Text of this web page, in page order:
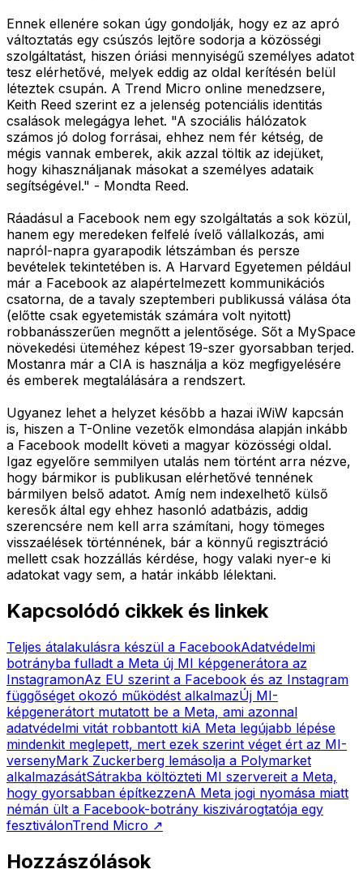
Ennek ellenére sokan úgy gondolják, hogy ez az apró
változtatás egy csúszós lejtőre sodorja a közösségi
szolgáltatást, hiszen óriási mennyiségű személyes adatot
tesz elérhetővé, melyek eddig az oldal kerítésén belül
léteztek csupán. A Trend Micro online menedzsere,
Keith Reed szerint ez a jelenség potenciális identitás
csalások melegágya lehet. "A szociális hálózatok
számos jó dolog forrásai, ehhez nem fér kétség, de
mégis vannak emberek, akik azzal töltik az idejüket,
hogy kihasználjanak másokat a személyes adataik
segítségével." - Mondta Reed.
Ráadásul a Facebook nem egy szolgáltatás a sok közül,
hanem egy meredeken felfelé ívelő vállalkozás, ami
napról-napra gyarapodik létszámban és persze
bevételek tekintetében is. A Harvard Egyetemen például
már a Facebook az alapértelmezett kommunikációs
csatorna, de a tavaly szeptemberi publikussá válása óta
(előtte csak egyetemisták számára volt nyitott)
robbanásszerűen megnőtt a jelentősége. Sőt a MySpace
növekedési üteméhez képest 19-szer gyorsabban terjed.
Mostanra már a CIA is használja a köz megfigyelésére
és emberek megtalálására a rendszert.
Ugyanez lehet a helyzet később a hazai iWiW kapcsán
is, hiszen a T-Online vezetők elmondása alapján inkább
a Facebook modellt követi a magyar közösségi oldal.
Igaz egyelőre semmilyen utalás nem történt arra nézve,
hogy bármikor is publikusan elérhetővé tennének
bármilyen belső adatot. Amíg nem indexelhető külső
keresők által egy ehhez hasonló adatbázis, addig
szerencsére nem kell arra számítani, hogy tömeges
visszaélések történnének, bár a könnyű regisztráció
mellett csak hozzállás kérdése, hogy valaki nyer-e ki
adatokat vagy sem, a határ inkább lélektani.
Kapcsolódó cikkek és linkek
Teljes átalakulásra készül a FacebookAdatvédelmi
botrányba fulladt a Meta új MI képgenerátora az
InstagramonAz EU szerint a Facebook és az Instagram
függőséget okozó működést alkalmazÚj MI-
képgenerátort mutatott be a Meta, ami azonnal
adatvédelmi vitát robbantott kiA Meta legújabb lépése
mindenkit meglepett, mert ezek szerint véget ért az MI-
versenyMark Zuckerberg lemásolja a Polymarket
alkalmazásátSátrakba költözteti MI szervereit a Meta,
hogy gyorsabban építkezzenA Meta jogi nyomása miatt
némán ült a Facebook-botrány kiszivárogtatója egy
fesztiválonTrend Micro ↗
Hozzászólások